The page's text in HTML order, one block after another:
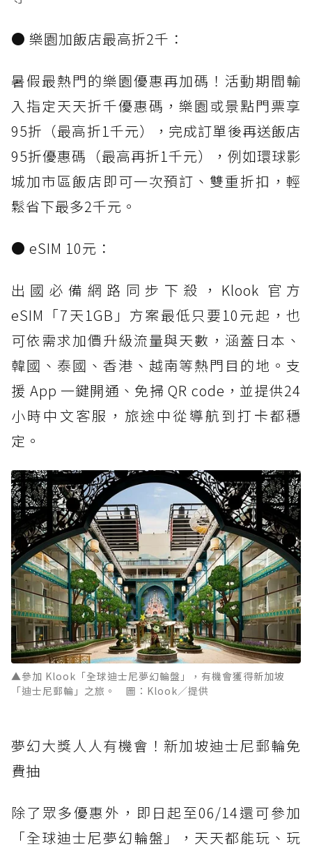
● 樂園加飯店最高折2千：
暑假最熱門的樂園優惠再加碼！活動期間輸
入指定天天折千優惠碼，樂園或景點門票享
95折（最高折1千元），完成訂單後再送飯店
95折優惠碼（最高再折1千元），例如環球影
城加市區飯店即可一次預訂、雙重折扣，輕
鬆省下最多2千元。
● eSIM 10元：
出國必備網路同步下殺，Klook 官方
eSIM「7天1GB」方案最低只要10元起，也
可依需求加價升級流量與天數，涵蓋日本、
韓國、泰國、香港、越南等熱門目的地。支
援 App 一鍵開通、免掃 QR code，並提供24
小時中文客服，旅途中從導航到打卡都穩
定。
▲參加 Klook「全球迪士尼夢幻輪盤」，有機會獲得新加坡
「迪士尼郵輪」之旅。 圖：Klook／提供
夢幻大獎人人有機會！新加坡迪士尼郵輪免
費抽
除了眾多優惠外，即日起至06/14還可參加
「全球迪士尼夢幻輪盤」，天天都能玩、玩